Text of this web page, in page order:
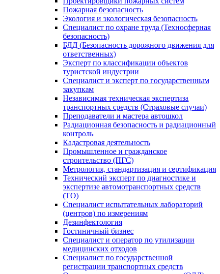
Пожарная безопасность
Экология и экологическая безопасность
Специалист по охране труда (Техносферная
безопасность)
БДД (Безопасность дорожного движения для
ответственных)
Эксперт по классификации объектов
туристской индустрии
Специалист и эксперт по государственным
закупкам
Независимая техническая экспертиза
транспортных средств (Страховые случаи)
Преподаватели и мастера автошкол
Радиационная безопасность и радиационный
контроль
Кадастровая деятельность
Промышленное и гражданское
строительство (ПГС)
Метрология, стандартизация и сертификация
Технический эксперт по диагностике и
экспертизе автомотранспортных средств
(ТО)
Специалист испытательных лабораторий
(центров) по измерениям
Дезинфектология
Гостиничный бизнес
Специалист и оператор по утилизации
медицинских отходов
Специалист по государственной
регистрации транспортных средств